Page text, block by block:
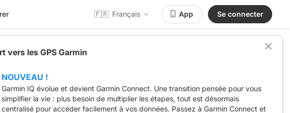
🇫🇷 Français App Se connecter
vers les GPS Garmin
NOUVEAU !
Garmin IQ évolue et devient Garmin Connect. Une transition pensée pour vous
simplifier la vie : plus besoin de multiplier les étapes, tout est désormais
centralisé pour accéder facilement à vos données. Passez à Garmin Connect et